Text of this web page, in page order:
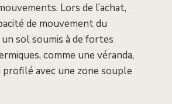
Lors de l’achat,
de mouvement du
sol soumis à de fortes
comme une véranda,
profilé avec une zone souple